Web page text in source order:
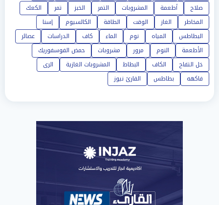
صلاح
أطعمة المشروبات التمر الخبز تمر
الكعك
المخاطر
الغاز الوقت الطاقة الكالسيوم
إسنا
البطاطس
المياه نوم الماء كاف الدراسات
عصائر
الأطعمة
النوم مرور مشروبات
حمض الفوسفوريك
خل التفاح
الكاف البطاط المشروبات الغازية
الرى
فاكهه
بطاطس القارئ نيوز